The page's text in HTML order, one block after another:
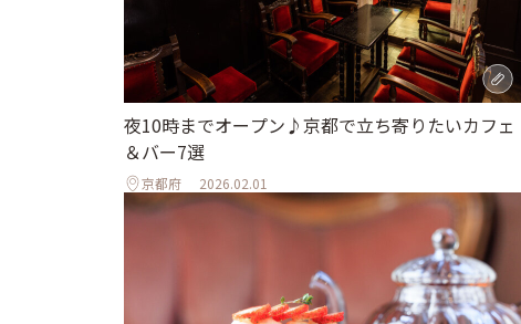
夜10時までオープン♪京都で立ち寄りたいカフェ
＆バー7選
京都府 2026.02.01